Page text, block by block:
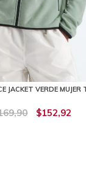
JACKET VERDE MUJER
$152,92